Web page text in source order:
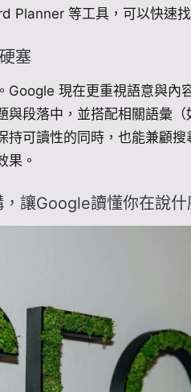
等工具，可以快速找
塞
Google 現在更重視語意與內
與段落中，並搭配相關語彙
持可讀性的同時，也能兼顧搜
果。
讓Google讀懂你在說什